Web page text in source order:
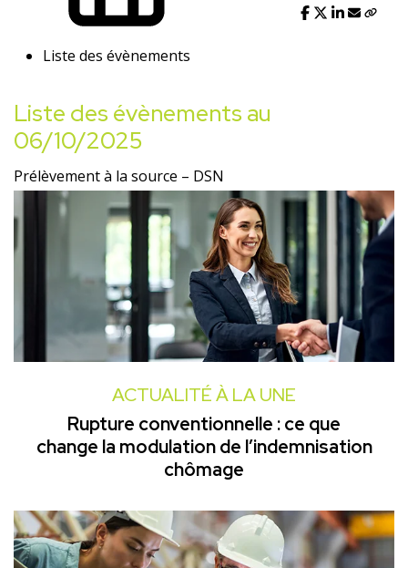
Liste des évènements
Liste des évènements au
06/10/2025
Prélèvement à la source – DSN
ACTUALITÉ À LA UNE
Rupture conventionnelle : ce que
change la modulation de l’indemnisation
chômage